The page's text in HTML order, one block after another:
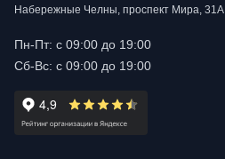
Набережные Челны, проспект Мира, 31А
Пн-Пт: с 09:00 до 19:00
Сб-Вс: с 09:00 до 19:00